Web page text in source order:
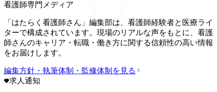
看護師専門メディア
「はたらく看護師さん」編集部は、看護師経験者と医療ライ
ターで構成されています。現場のリアルな声をもとに、看護
師さんのキャリア・転職・働き方に関する信頼性の高い情報
をお届けします。
編集方針・執筆体制・監修体制を見る
求人通知